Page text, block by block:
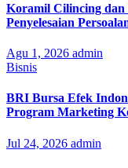
Koramil Cilincing
Penyelesaian
Agu 1, 2026 admin
Bisnis
BRI Bursa Efek
Program Marketing
Jul 24, 2026 admin